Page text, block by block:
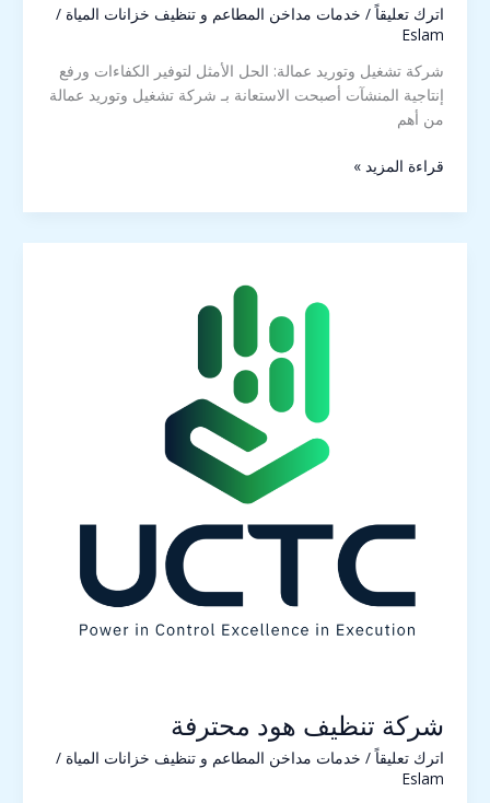
اترك تعليقاً / خدمات مداخن المطاعم و تنظيف خزانات المياة /
Eslam
شركة تشغيل وتوريد عمالة: الحل الأمثل لتوفير الكفاءات ورفع
إنتاجية المنشآت أصبحت الاستعانة بـ شركة تشغيل وتوريد عمالة
من أهم
قراءة المزيد »
شركة تنظيف هود محترفة
اترك تعليقاً / خدمات مداخن المطاعم و تنظيف خزانات المياة /
Eslam